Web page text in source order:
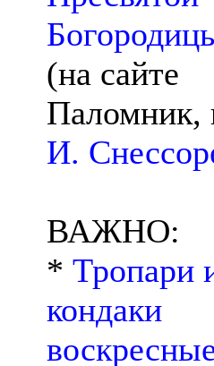
(на сайте
Паломник,
И.
ВАЖНО:
* Тропари
кондаки